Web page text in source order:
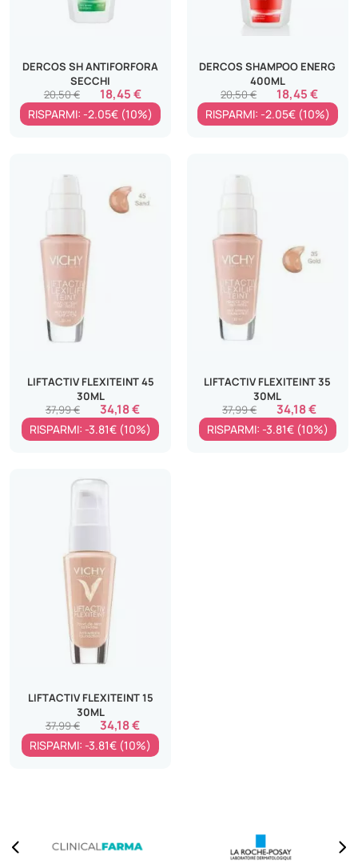
DERCOS SH ANTIFORFORA
SECCHI
18,45 €
20,50 €
RISPARMI: -2.05€ (10%)
DERCOS SHAMPOO ENERG
400ML
18,45 €
20,50 €
RISPARMI: -2.05€ (10%)
LIFTACTIV FLEXITEINT 45
30ML
34,18 €
37,99 €
RISPARMI: -3.81€ (10%)
LIFTACTIV FLEXITEINT 35
30ML
34,18 €
37,99 €
RISPARMI: -3.81€ (10%)
LIFTACTIV FLEXITEINT 15
30ML
34,18 €
37,99 €
RISPARMI: -3.81€ (10%)